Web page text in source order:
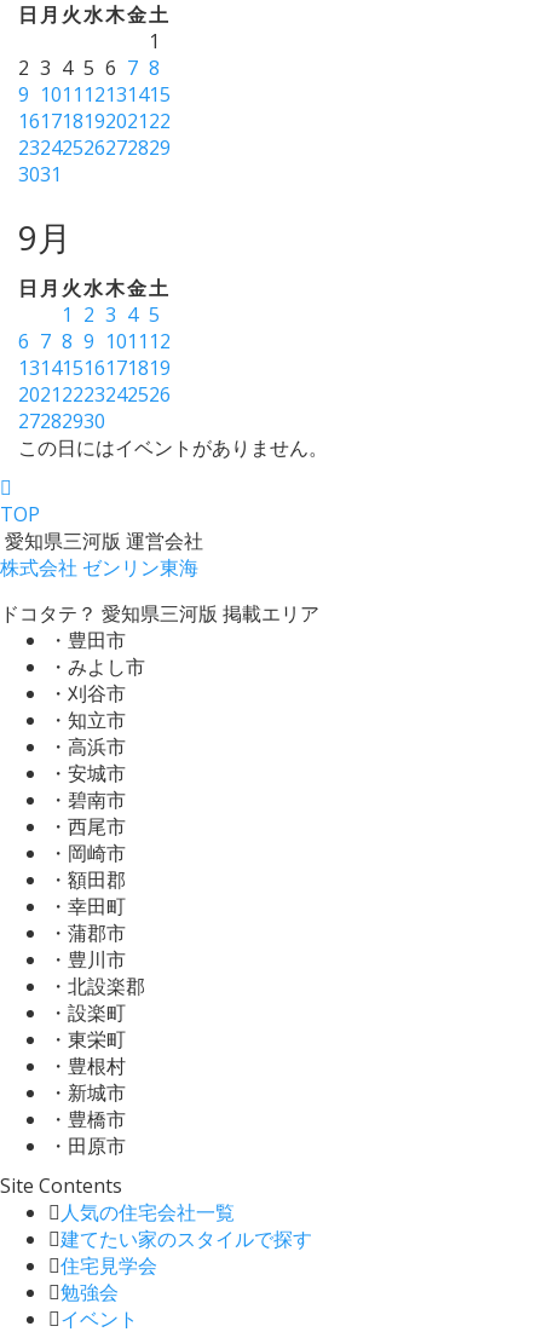
日 月 火水木金土
1
2 3 4 5 6 7 8
9 1011 12131415
16171819202122
23242526272829
3031
9月
日 月 火水木金土
1 2 3 4 5
6 7 8 9 1011 12
13141516171819
20212223242526
27282930
この日にはイベントがありません。
TOP
愛知県三河版 運営会社
株式会社 ゼンリン東海
ドコタテ？ 愛知県三河版 掲載エリア
・豊田市
・みよし市
・刈谷市
・知立市
・高浜市
・安城市
・碧南市
・西尾市
・岡崎市
・額田郡
・幸田町
・蒲郡市
・豊川市
・北設楽郡
・設楽町
・東栄町
・豊根村
・新城市
・豊橋市
・田原市
Site Contents
人気の住宅会社一覧
建てたい家のスタイルで探す
住宅見学会
勉強会
イベント